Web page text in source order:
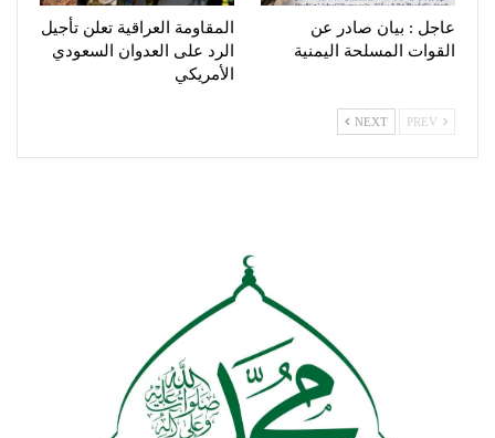
عاجل : بيان صادر عن
القوات المسلحة اليمنية
المقاومة العراقية تعلن تأجيل
الرد على العدوان السعودي
الأمريكي
NEXT